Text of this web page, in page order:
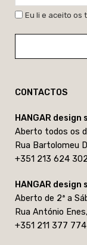
Eu li e aceito os
CONTACTOS
HANGAR design
Aberto todos os
Rua Bartolomeu
+351 213 624 302
HANGAR
Aberto de 2ª a
Rua António
+351 211 377 774